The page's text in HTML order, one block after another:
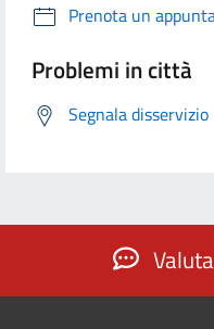
Prenota un
Problemi in città
Segnala disservizio